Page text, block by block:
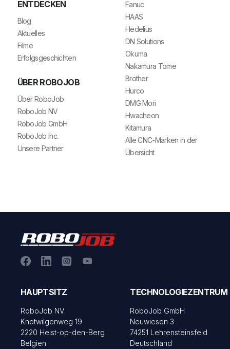
ENTDECKEN
Blog
Aktuelles
Filme
Erfolgsgeschichten
ÜBER ROBOJOB
Über RoboJob
RoboJob NV
RoboJob GmbH
RoboJob Inc.
Unsere Partner
Fanuc
HAAS
Hedelius
DN Solutions
Okuma
Nakamura Tome
Brother
Hurco
DMG Mori
Hwacheon
Kitamura
Alle CNC-Marken in der
Übersicht
HAUPTSITZ
RoboJob NV
Knotwilgenweg 19
2220 Heist-op-den-Berg
Belgien
TECHNOLOGIEZENTRUM
RoboJob GmbH
Neuwiesen 3
74251 Lehrensteinsfeld
Deutschland